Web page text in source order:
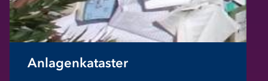
Anlagenkataster